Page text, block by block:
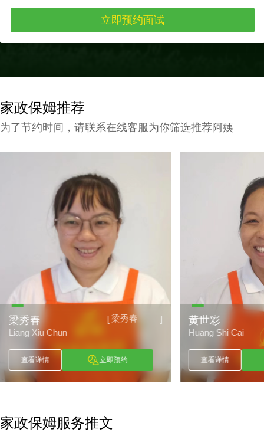
家政保姆推荐
为了节约时间，请联系在线客服为你筛选推荐阿姨
[ 梁秀春 ]
梁秀春
Liang Xiu Chun
查看详情 立即预约
黄世彩
Huang Shi Cai
查看详情
家政保姆服务推文